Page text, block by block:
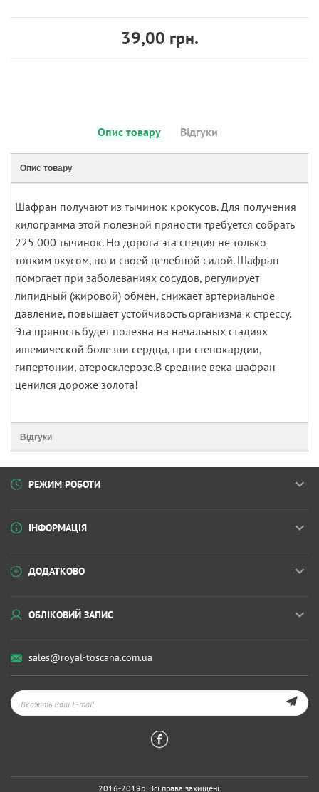
39,00 грн.
Опис товару Відгуки
Опис товару
Шафран получают из тычинок крокусов. Для получения
килограмма этой полезной пряности требуется собрать
225 000 тычинок. Но дорога эта специя не только
тонким вкусом, но и своей целебной силой. Шафран
помогает при заболеваниях сосудов, регулирует
липидный (жировой) обмен, снижает артериальное
давление, повышает устойчивость организма к стрессу.
Эта пряность будет полезна на начальных стадиях
ишемической болезни сердца, при стенокардии,
гипертонии, атеросклерозе.В средние века шафран
ценился дороже золота!
Відгуки
РЕЖИМ РОБОТИ
ІНФОРМАЦІЯ
ДОДАТКОВО
ОБЛІКОВИЙ ЗАПИС
sales@royal-toscana.com.ua
2016-2019р. Всі права захищені.